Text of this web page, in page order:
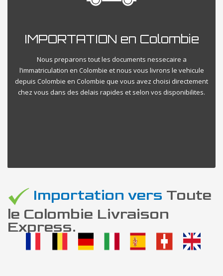
IMPORTATION en Colombie
Nous preparons tout les documents nessecaire a
l’immatriculation en Colombie et nous vous livrons le vehicule
depuis Colombie en Colombie que vous avez choisi directement
chez vous dans des delais rapides et selon vos disponibilites.
Importation vers Toute
le Colombie Livraison
Express.